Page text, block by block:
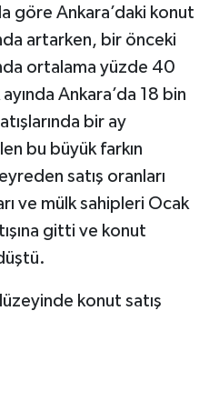
göre Ankara’daki konut
artarken, bir önceki
ortalama yüzde 40
Ankara’da 18 bin
bir ay
bu büyük farkın
satış oranları
ve mülk sahipleri Ocak
gitti ve konut
konut satış